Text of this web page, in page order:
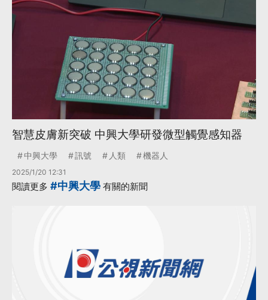
智慧皮膚新突破 中興大學研發微型觸覺感知器
中興大學 訊號 人類 機器人
2025/1/20 12:31
閱讀更多 #中興大學 有關的新聞